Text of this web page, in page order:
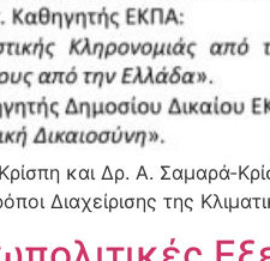
και Δρ. Α. Σαμαρά-
Διαχείρισης της